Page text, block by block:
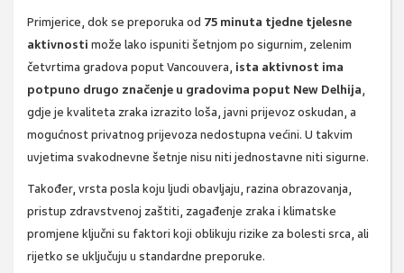
Primjerice, dok se preporuka od 75 minuta tjedne tjelesne
aktivnosti može lako ispuniti šetnjom po sigurnim, zelenim
četvrtima gradova poput Vancouvera, ista aktivnost ima
potpuno drugo značenje u gradovima poput New Delhija,
gdje je kvaliteta zraka izrazito loša, javni prijevoz oskudan, a
mogućnost privatnog prijevoza nedostupna većini. U takvim
uvjetima svakodnevne šetnje nisu niti jednostavne niti sigurne.
Također, vrsta posla koju ljudi obavljaju, razina obrazovanja,
pristup zdravstvenoj zaštiti, zagađenje zraka i klimatske
promjene ključni su faktori koji oblikuju rizike za bolesti srca, ali
rijetko se uključuju u standardne preporuke.